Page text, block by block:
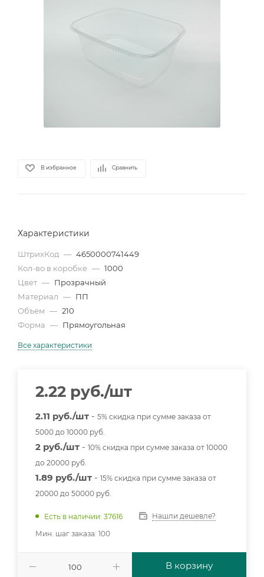
В избранное Сравнить
Характеристики
ШтрихКод — 4650000741449
Кол-во в коробке — 1000
Цвет — Прозрачный
Материал — ПП
Объем — 210
Форма — Прямоугольная
Все характеристики
2.22 руб./шт
2.11 руб./шт - 5% скидка при сумме заказа от
5000 до 10000 руб.
2 руб./шт - 10% скидка при сумме заказа от 10000
до 20000 руб.
1.89 руб./шт - 15% скидка при сумме заказа от
20000 до 50000 руб.
Есть в наличии: 37616
Нашли дешевле?
Мин. шаг заказа: 100
В корзину